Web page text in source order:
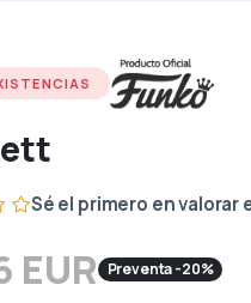
Sé el primero en
EUR Preventa -20%